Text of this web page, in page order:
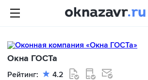
Окна ГОСТа
Рейтинг: 4.2